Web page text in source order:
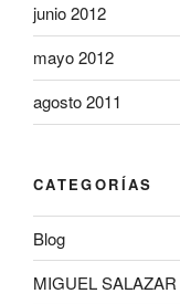
junio 2012
mayo 2012
agosto 2011
CATEGORÍAS
Blog
MIGUEL SALAZAR